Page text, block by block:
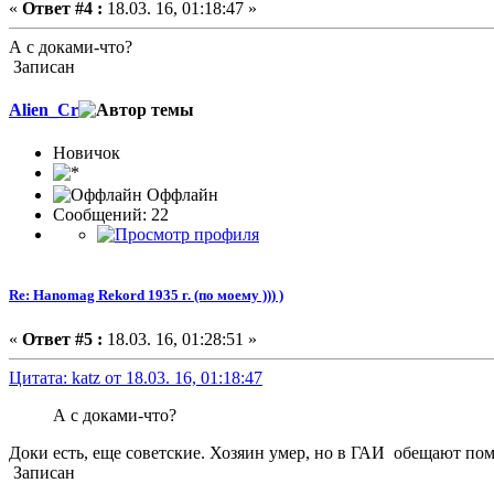
« Ответ #4 : 18.03. 16, 01:18:47 »
А с доками-что?
Записан
Alien_Cr
Новичок
Оффлайн
Сообщений: 22
Re: Hanomag Rekord 1935 г. (по моему ))) )
« Ответ #5 : 18.03. 16, 01:28:51 »
Цитата: katz от 18.03. 16, 01:18:47
А с доками-что?
Доки есть, еще советские. Хозяин умер, но в ГАИ обещают
Записан